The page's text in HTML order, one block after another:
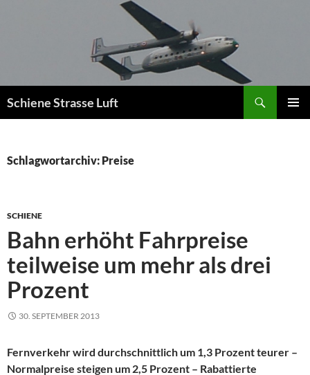
Schiene Strasse Luft
Schlagwortarchiv: Preise
SCHIENE
Bahn erhöht Fahrpreise
teilweise um mehr als drei
Prozent
30. SEPTEMBER 2013
Fernverkehr wird durchschnittlich um 1,3 Prozent teurer –
Normalpreise steigen um 2,5 Prozent – Rabattierte